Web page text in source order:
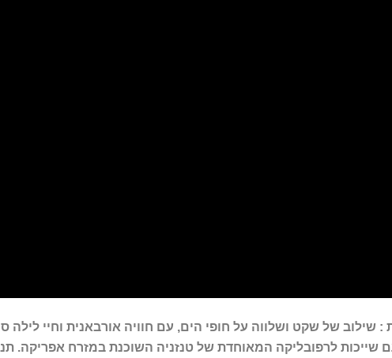
: שילוב של שקט ושלווה על חופי הים, עם חוויה אורבאנית וחיי
שייכות לרפובליקה המאוחדת של טנזניה השוכנת במזרח אפריקה.